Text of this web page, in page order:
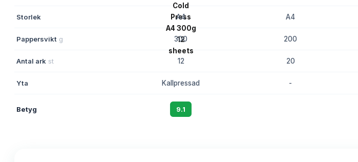
Storlek A4 A4
Pappersvikt g 300 200
Antal ark st 12 20
Yta Kallpressad -
Betyg 9.1